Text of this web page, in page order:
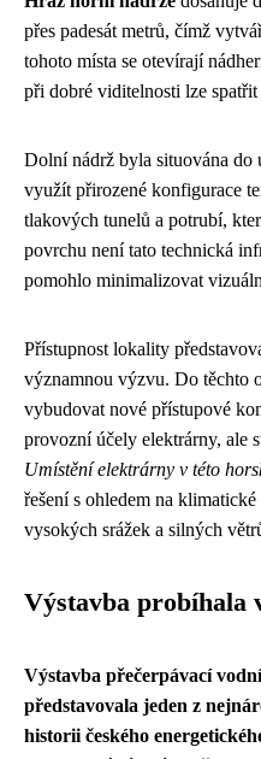
přes padesát metrů, čímž
tohoto místa se otevírají
při dobré viditelnosti lze
Dolní nádrž byla situována
využít přirozené konfigurace
tlakových tunelů a potrubí,
povrchu není tato technická
pomohlo minimalizovat
Přístupnost lokality
významnou výzvu. Do těchto
vybudovat nové přístupové
provozní účely elektrárny, ale
Umístění elektrárny v této
řešení s ohledem na
vysokých srážek a silných
Výstavba probíhala
Výstavba přečerpávací
představovala jeden z
historii českého